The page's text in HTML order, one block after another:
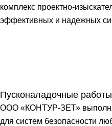
комплекс проектно-
эффективных и надежных
Пусконаладочные
ООО «КОНТУР-ЗЕТ»
для систем безопасности